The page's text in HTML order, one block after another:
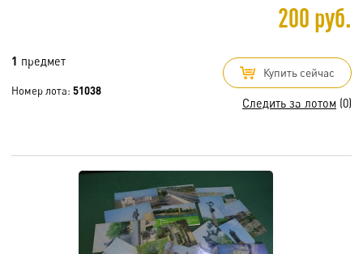
200 руб.
1 предмет
Номер лота: 51038
Купить сейчас
Следить за лотом (0)